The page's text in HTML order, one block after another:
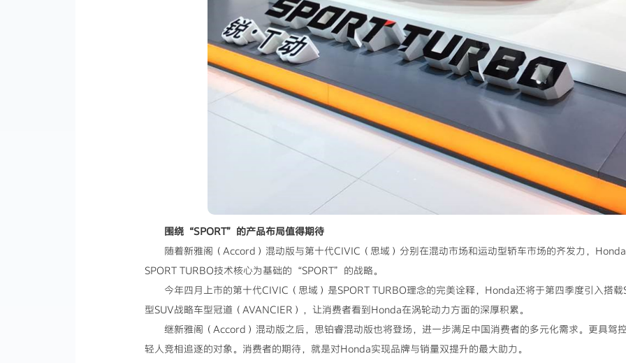
围绕“SPORT”的产品布局值得期待
随着新雅阁（Accord）混动版与第十代CIVIC（思域）分别在混动市场和运动型轿车市场的齐发力，
SPORT TURBO技术核心为基础的“SPORT”的战略。
今年四月上市的第十代CIVIC（思域）是SPORT TURBO理念的完美诠释，Honda还将于第四季度引入搭
型SUV战略车型冠道（AVANCIER），让消费者看到Honda在涡轮动力方面的深厚积累。
继新雅阁（Accord）混动版之后，思铂睿混动版也将登场，进一步满足中国消费者的多元化需求。更具驾
轻人竞相追逐的对象。消费者的期待，就是对Honda实现品牌与销量双提升的最大助力。